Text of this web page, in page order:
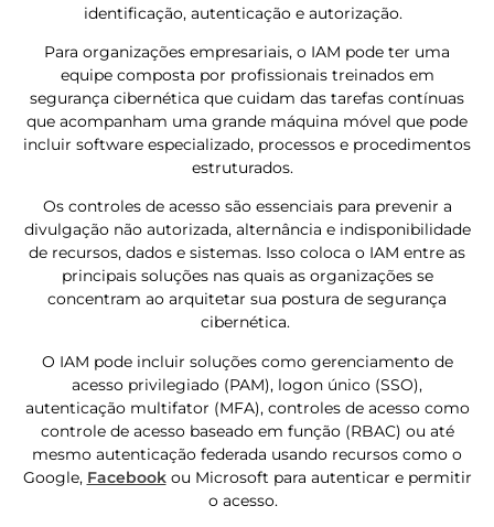
identificação, autenticação e autorização.
Para organizações empresariais, o IAM pode ter uma
equipe composta por profissionais treinados em
segurança cibernética que cuidam das tarefas contínuas
que acompanham uma grande máquina móvel que pode
incluir software especializado, processos e procedimentos
estruturados.
Os controles de acesso são essenciais para prevenir a
divulgação não autorizada, alternância e indisponibilidade
de recursos, dados e sistemas. Isso coloca o IAM entre as
principais soluções nas quais as organizações se
concentram ao arquitetar sua postura de segurança
cibernética.
O IAM pode incluir soluções como gerenciamento de
acesso privilegiado (PAM), logon único (SSO),
autenticação multifator (MFA), controles de acesso como
controle de acesso baseado em função (RBAC) ou até
mesmo autenticação federada usando recursos como o
Google, Facebookou Microsoft para autenticar e permitir
o acesso.